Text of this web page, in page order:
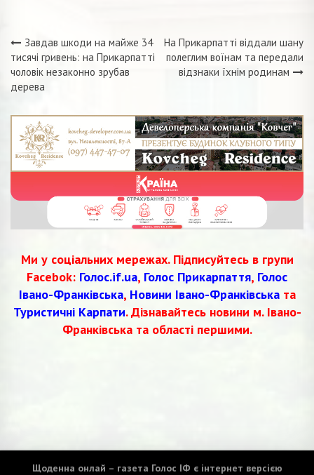
Навігація
записів
Завдав шкоди на майже 34
тисячі гривень: на Прикарпатті
чоловік незаконно зрубав
дерева
На Прикарпатті віддали шану
полеглим воїнам та передали
відзнаки їхнім родинам
Ми у соціальних мережах. Підписуйтесь в групи
Facebok: Голос.if.ua, Голос Прикарпаття, Голос
Івано-Франківська, Новини Івано-Франківськата
Туристичні Карпати. Дізнавайтесь новини м. Івано-
Франківська та області першими.
Щоденна онлай – газета Голос ІФ є інтернет версією